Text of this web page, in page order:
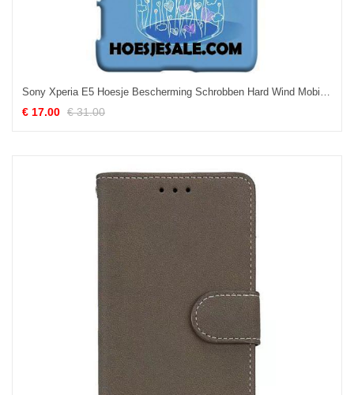
Sony Xperia E5 Hoesje Bescherming Schrobben Hard Wind Mobiele Telefoon Goedkoop
€ 17.00 € 31.00